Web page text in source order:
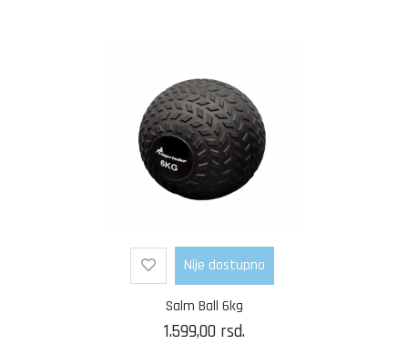
Nije dostupno
Salm Ball 6kg
1.599,00 rsd.